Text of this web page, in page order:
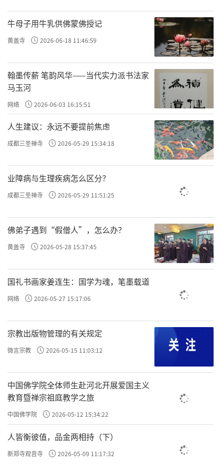
牛母子用牛乳供佛蒙佛授记
黄盖寺 2026-06-18 11:46:59
翰墨传薪 笔韵风华——当代实力派书法家
马玉河
网络 2026-06-03 16:15:51
人生建议：永远不要提前焦虑
成都三圣禅寺 2026-05-29 15:34:18
业障病与生理疾病怎么区分？
成都三圣禅寺 2026-05-29 11:51:25
佛弟子遇到“假僧人”，怎么办？
黄盖寺 2026-05-28 15:37:45
国礼书画家姜连生：国学为魂，笔墨载道
网络 2026-05-27 15:17:06
宗教出版物管理的有关规定
微言宗教 2026-05-15 11:03:12
中国佛学院全体师生赴河北开展爱国主义
教育暨禅宗祖庭教学之旅
中国佛学院 2026-05-12 15:34:22
人皆衡彼值，品金两相持（下）
新郑寺观音寺 2026-05-09 11:17:32